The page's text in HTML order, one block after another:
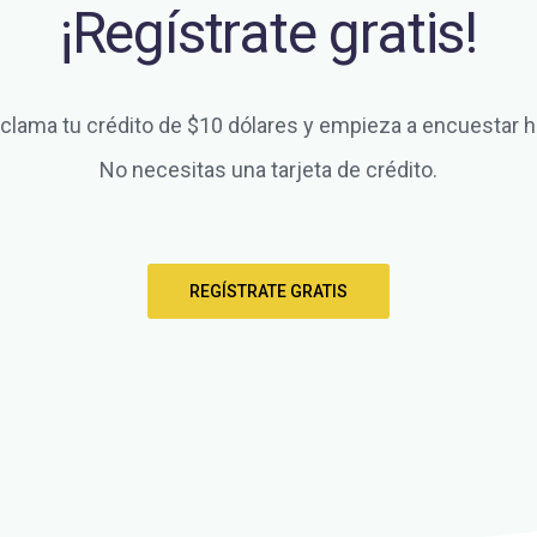
¡Regístrate gratis!
tu crédito de $10 dólares y empieza a encuestar
No necesitas una tarjeta de crédito.
REGÍSTRATE GRATIS